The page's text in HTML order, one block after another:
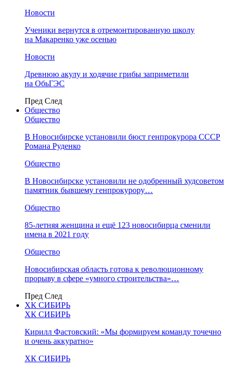
Новости
Ученики вернутся в отремонтированную школу
на Макаренко уже осенью
Новости
Древнюю акулу и ходячие грибы заприметили
на ОбьГЭС
Пред След
Общество
Общество
В Новосибирске установили бюст генпрокурора СССР
Романа Руденко
Общество
В Новосибирске установили не одобренный худсоветом
памятник бывшему генпрокурору…
Общество
85-летняя женщина и ещё 123 новосибирца сменили
имена в 2021 году
Общество
Новосибирская область готова к революционному
прорыву в сфере «умного строительства»…
Пред След
ХК СИБИРЬ
ХК СИБИРЬ
Кирилл Фастовский: «Мы формируем команду точечно
и очень аккуратно»
ХК СИБИРЬ